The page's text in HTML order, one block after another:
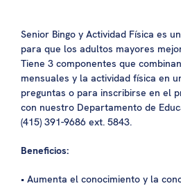
Senior Bingo y Actividad Física es
para que los adultos mayores
Tiene 3 componentes que
mensuales y la actividad física en
preguntas o para inscribirse en el
con nuestro Departamento de
(415) 391-9686 ext. 5843.
Beneficios:
• Aumenta el conocimiento y la